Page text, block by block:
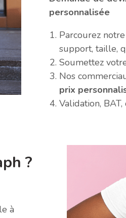
personnalisée
Parcourez
support, taille,
Soumettez
Nos
prix
Validation,
?
à